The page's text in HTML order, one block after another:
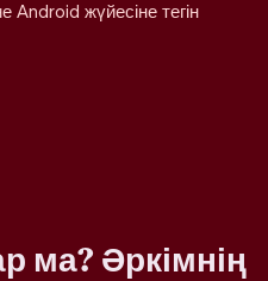
жүйесіне тегін
ма? Әркімнің